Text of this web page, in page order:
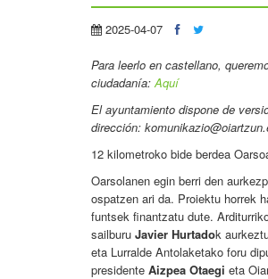
2025-04-07
Para leerlo en castellano,
ciudadanía:Aquí
El ayuntamiento dispone de
dirección:
12 kilometroko bide berdea
Oarsolanen egin berri den
ospatzen ari da. Proiektu horrek
funtsek finantzatu dute.
sailburu Javier Hurtadok
eta Lurralde Antolaketako foru
presidente Aizpea Otaegi eta